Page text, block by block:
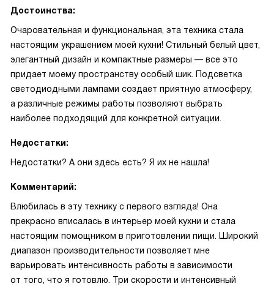
Достоинства:
Очаровательная и функциональная, эта техника стала
настоящим украшением моей кухни! Стильный белый цвет,
элегантный дизайн и компактные размеры — все это
придает моему пространству особый шик. Подсветка
светодиодными лампами создает приятную атмосферу,
а различные режимы работы позволяют выбрать
наиболее подходящий для конкретной ситуации.
Недостатки:
Недостатки? А они здесь есть? Я их не нашла!
Комментарий:
Влюбилась в эту технику с первого взгляда! Она
прекрасно вписалась в интерьер моей кухни и стала
настоящим помощником в приготовлении пищи. Широкий
диапазон производительности позволяет мне
варьировать интенсивность работы в зависимости
от того, что я готовлю. Три скорости и интенсивный